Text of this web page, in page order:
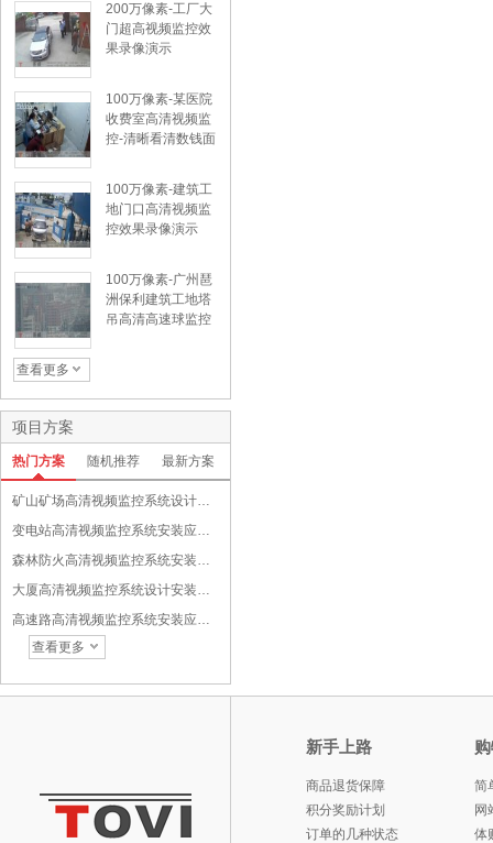
200万像素-工厂大
门超高视频监控效
果录像演示
100万像素-某医院
收费室高清视频监
控-清晰看清数钱面
100万像素-建筑工
地门口高清视频监
控效果录像演示
100万像素-广州琶
洲保利建筑工地塔
吊高清高速球监控
查看更多
项目方案
热门方案 随机推荐 最新方案
矿山矿场高清视频监控系统设计安装应用与功能设备选配方案
变电站高清视频监控系统安装应用与功能设备选配方案
森林防火高清视频监控系统安装应用与功能设备选配方案
大厦高清视频监控系统设计安装应用与功能介绍方案
高速路高清视频监控系统安装应用与功能设备选配方案
查看更多
新手上路
商品退货保障
积分奖励计划
订单的几种状态
简
网
体